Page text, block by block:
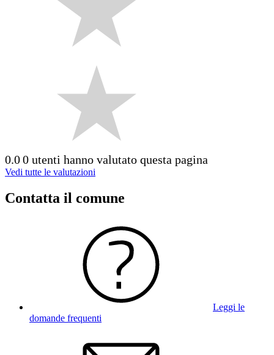
0.00 utenti hanno valutato questa pagina
Vedi tutte le valutazioni
Contatta il comune
Leggi le
domande frequenti